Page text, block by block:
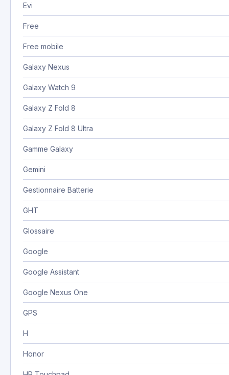
Evi
Free
Free mobile
Galaxy Nexus
Galaxy Watch 9
Galaxy Z Fold 8
Galaxy Z Fold 8 Ultra
Gamme Galaxy
Gemini
Gestionnaire Batterie
GHT
Glossaire
Google
Google Assistant
Google Nexus One
GPS
H
Honor